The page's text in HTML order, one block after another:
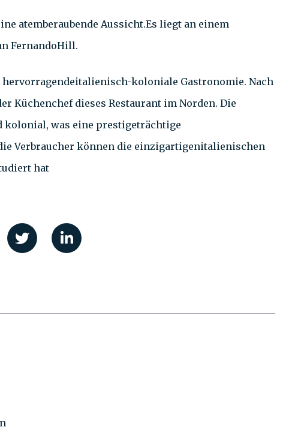
atemberaubende Aussicht.Es liegt an einem
FernandoHill.
hervorragendeitalienisch-koloniale Gastronomie. Nach
Küchenchef dieses Restaurant im Norden. Die
was eine prestigeträchtige
Verbraucher können die einzigartigenitalienischen
hat